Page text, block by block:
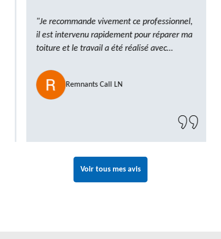
"Je recommande vivement ce professionnel,
il est intervenu rapidement pour réparer ma
toiture et le travail a été réalisé avec
ponctuel et à l’écoute, le résultat est
impeccable et le chantier a été laissé propre.
Un artisan de confiance que je n’hésiterai pas
Remnants Call LN
Voir tous mes avis